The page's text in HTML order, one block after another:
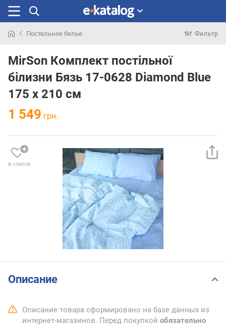
раньше
Постельное белье Фильтр
MirSon Комплект постільної
білизни Бязь 17-0628 Diamond Blue
175 x 210 см
1 549 грн.
в список
Описание
Описание товара сформировано на базе данных из
интернет-магазинов. Перед покупкой обязательно